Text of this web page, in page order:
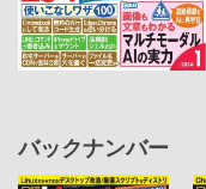
バックナンバー